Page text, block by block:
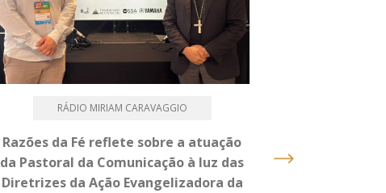
RÁDIO MIRIAM CARAVAGGIO
Razões da Fé reflete sobre a atuação
da Pastoral da Comunicação à luz das
Diretrizes da Ação Evangelizadora da
um dia intenso